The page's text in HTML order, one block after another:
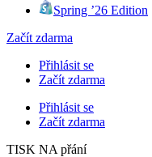
Spring ’26 Edition
Začít zdarma
Přihlásit se
Začít zdarma
Přihlásit se
Začít zdarma
TISK NA přání